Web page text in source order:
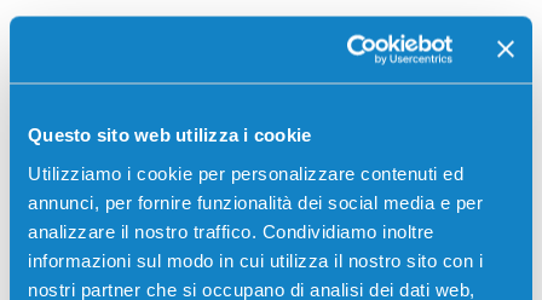
Questo sito web utilizza i cookie
Utilizziamo i cookie per personalizzare contenuti ed
annunci, per fornire funzionalità dei social media e per
analizzare il nostro traffico. Condividiamo inoltre
informazioni sul modo in cui utilizza il nostro sito con i
nostri partner che si occupano di analisi dei dati web,
150 pagine per Stampanti: Lexmark X2510, Lexmark
X2530, Lexmark X2550, Lexmark X5070, Lexmark
X5490, Lexmark X5495